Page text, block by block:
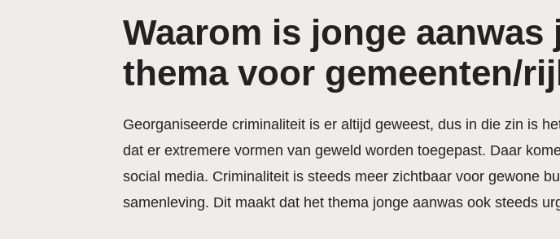
Waarom is jonge
thema voor gemeenten/
Georganiseerde criminaliteit is er altijd geweest, dus in die zin is
dat er extremere vormen van geweld worden toegepast. Daar
social media. Criminaliteit is steeds meer zichtbaar voor gewone
samenleving. Dit maakt dat het thema jonge aanwas ook steeds